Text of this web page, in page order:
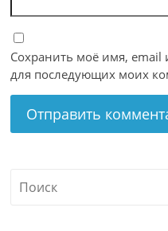
Сохранить моё имя, email
для последующих моих